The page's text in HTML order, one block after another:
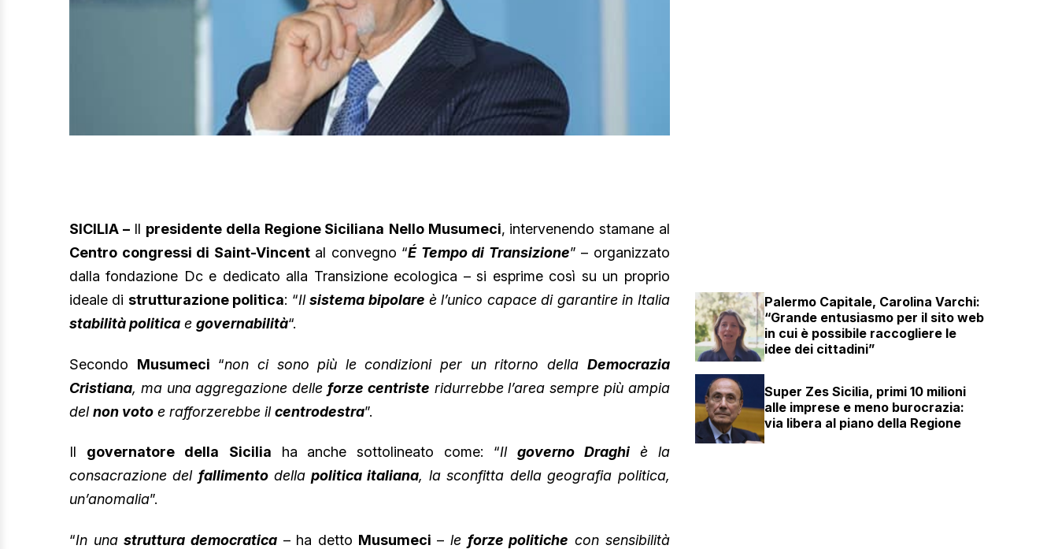
SICILIA –Il presidente della Regione Siciliana Nello Musumeci, intervenendo stamane al
Centro congressi di Saint-Vincental convegno “É Tempo di Transizione” – organizzato
dalla fondazione Dc e dedicato alla Transizione ecologica – si esprime così su un proprio
ideale di strutturazione politica: “Ilsistema bipolare è l’unico capace di garantire in Italia
stabilità politica e governabilità“.
Secondo Musumeci “non ci sono più le condizioni per un ritorno della Democrazia
Cristiana, ma una aggregazione delle forze centriste ridurrebbe l’area sempre più ampia
delnon voto e rafforzerebbe ilcentrodestra”.
Il governatore della Sicilia ha anche sottolineato come: “Ilgoverno Draghiè la
consacrazione del fallimentodella politica italiana, la sconfitta della geografia politica,
un’anomalia”.
“In unastruttura democratica – ha detto Musumeci –le forze politiche con sensibilità
Palermo Capitale, Carolina Varchi:
“Grande entusiasmo per il sito web
in cui è possibile raccogliere le
idee dei cittadini”
Super Zes Sicilia, primi 10 milioni
alle imprese e meno burocrazia:
via libera al piano della Regione